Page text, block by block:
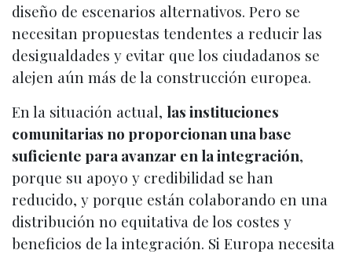
diseño de escenarios alternativos. Pero se
necesitan propuestas tendentes a reducir las
desigualdades y evitar que los ciudadanos se
alejen aún más de la construcción europea.
En la situación actual, las instituciones
comunitarias no proporcionan una base
suficiente para avanzar en la integración,
porque su apoyo y credibilidad se han
reducido, y porque están colaborando en una
distribución no equitativa de los costes y
beneficios de la integración. Si Europa necesita